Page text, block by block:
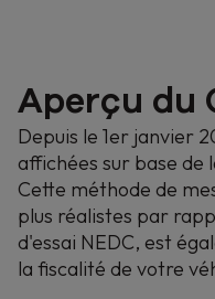
Voir nos
Aperçu du
Depuis le 1er janvier
affichées sur base de
Cette méthode de
plus réalistes par
d'essai NEDC, est
la fiscalité de votre